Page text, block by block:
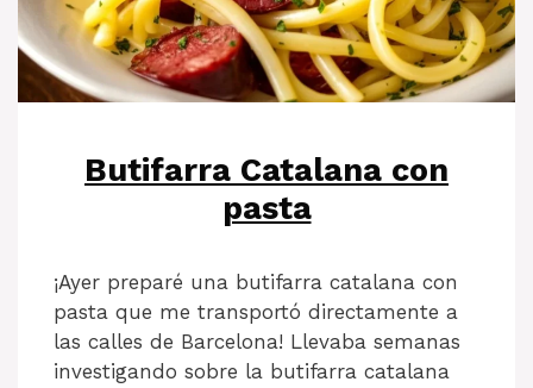
Butifarra Catalana con
pasta
¡Ayer preparé una butifarra catalana con
pasta que me transportó directamente a
las calles de Barcelona! Llevaba semanas
investigando sobre la butifarra catalana